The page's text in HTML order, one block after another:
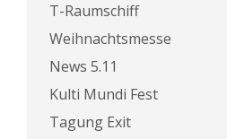
T-Raumschiff
Weihnachtsmesse
News 5.11
Kulti Mundi Fest
Tagung Exit